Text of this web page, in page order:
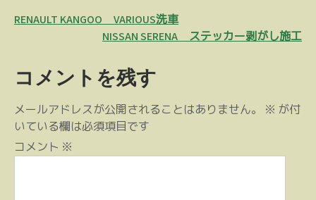
投
ビ
ゲ
ー
シ
RENAULT KANGOO VARIOUS洗車
NISSAN SERENA ステッカー剥がし施工
コメントを残す
メールアドレスが公開されることはありません。 ※ が付
いている欄は必須項目です
コメント ※